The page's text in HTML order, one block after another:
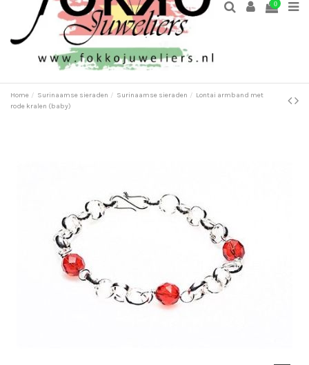
0
Home Surinaamse sieraden Surinaamse sieraden
Lontai armband met
rode kralen (baby)